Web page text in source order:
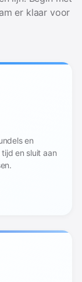
er klaar voor
en
en sluit aan